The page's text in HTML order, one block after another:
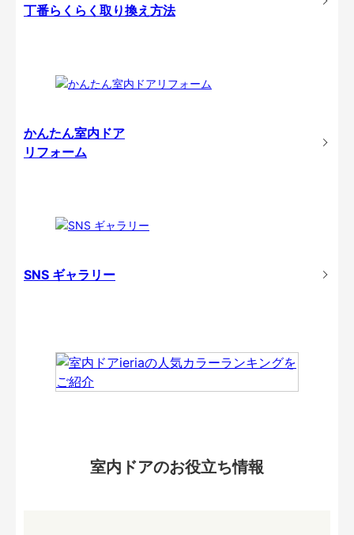
丁番らくらく取り換え方法
かんたん室内ドア
リフォーム
SNS ギャラリー
室内ドアのお役立ち情報